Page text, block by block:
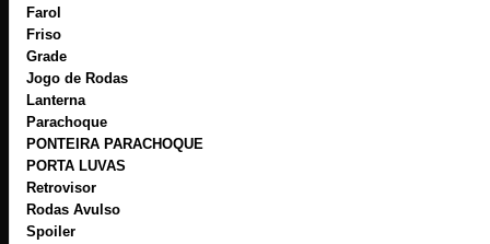
Farol
Friso
Grade
Jogo de Rodas
Lanterna
Parachoque
PONTEIRA PARACHOQUE
PORTA LUVAS
Retrovisor
Rodas Avulso
Spoiler